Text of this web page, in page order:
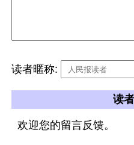
读者暱称:
读
欢迎您的留言反馈。